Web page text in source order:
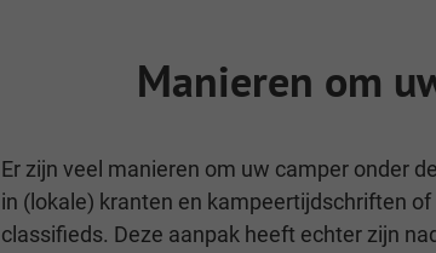
Manieren om
Er zijn veel manieren om uw camper onder
in (lokale) kranten en kampeertijdschriften
classifieds. Deze aanpak heeft echter zijn